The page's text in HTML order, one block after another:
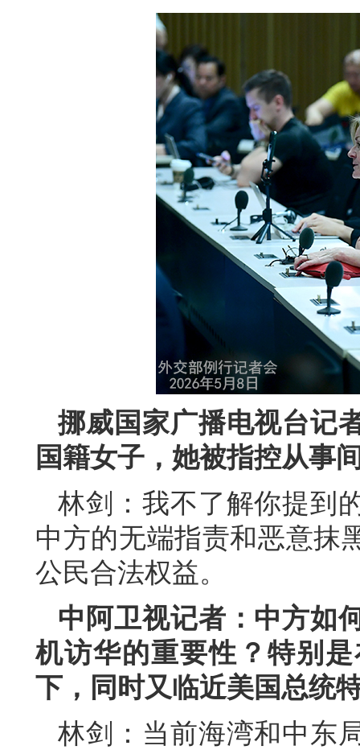
挪威国家广播电视台记
国籍女子，她被指控从事
林剑：我不了解你提到
中方的无端指责和恶意抹
公民合法权益。
中阿卫视记者：中方如
机访华的重要性？特别
下，同时又临近美国总统
林剑：当前海湾和中东